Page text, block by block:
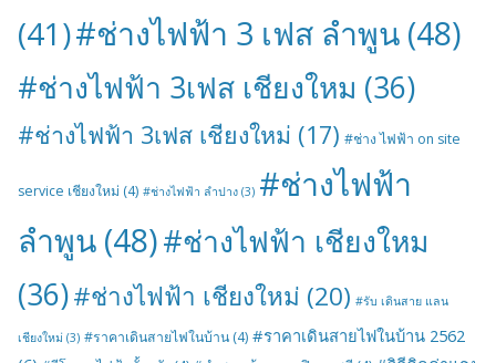
(41)#ช่างไฟฟ้า 3 เฟส ลำพูน (48)
#ช่างไฟฟ้า 3เฟส เชียงใหม (36)
#ช่างไฟฟ้า 3เฟส เชียงใหม่ (17) #ช่าง ไฟฟ้า on site
service เชียงใหม่ (4) #ช่างไฟฟ้า ลำปาง (3) #ช่างไฟฟ้า
ลำพูน (48)#ช่างไฟฟ้า เชียงใหม
(36)#ช่างไฟฟ้า เชียงใหม่ (20) #รับ เดินสาย แลน
เชียงใหม่ (3) #ราคาเดินสายไฟในบ้าน (4) #ราคาเดินสายไฟในบ้าน 2562